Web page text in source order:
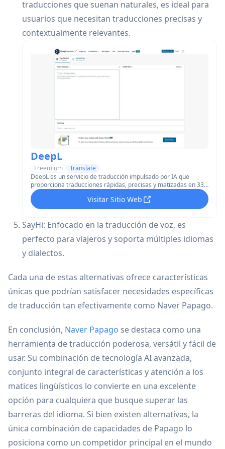
traducciones que suenan naturales, es ideal para
usuarios que necesitan traducciones precisas y
contextualmente relevantes.
DeepL
Freemium
Translate
DeepL es un servicio de traducción impulsado por IA que
proporciona traducciones rápidas, precisas y matizadas en 33
idiomas utilizando tecnología avanzada de redes neuronales.
Visitar Sitio Web
SayHi: Enfocado en la traducción de voz, es
perfecto para viajeros y soporta múltiples idiomas
y dialectos.
Cada una de estas alternativas ofrece características
únicas que podrían satisfacer necesidades específicas
de traducción tan efectivamente como Naver Papago.
En conclusión, Naver Papago se destaca como una
herramienta de traducción poderosa, versátil y fácil de
usar. Su combinación de tecnología AI avanzada,
conjunto integral de características y atención a los
matices lingüísticos lo convierte en una excelente
opción para cualquiera que busque superar las
barreras del idioma. Si bien existen alternativas, la
única combinación de capacidades de Papago lo
posiciona como un competidor principal en el mundo